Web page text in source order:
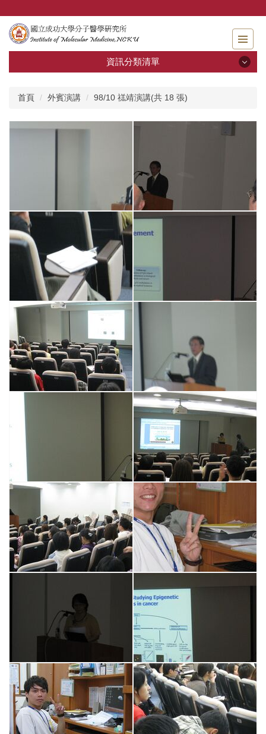
主
容
資訊分類清單
關於分醫所
研究成果
招生及學生資訊
課程資訊
學術活動
演講訊息
分醫所門禁管制
所長園地
相關規章
校友動態
大專暑期實習計畫
我要捐贈
校友留言版
首頁 外賓演講 98/10 禚靖演講(共 18 張)